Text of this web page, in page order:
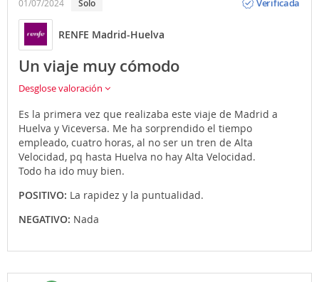
01/07/2024 solo
Verificada
RENFE Madrid-Huelva
Un viaje muy cómodo
Desglose valoración
Es la primera vez que realizaba este viaje de Madrid a
Huelva y Viceversa. Me ha sorprendido el tiempo
empleado, cuatro horas, al no ser un tren de Alta
Velocidad, pq hasta Huelva no hay Alta Velocidad.
Todo ha ido muy bien.
POSITIVO: La rapidez y la puntualidad.
NEGATIVO: Nada